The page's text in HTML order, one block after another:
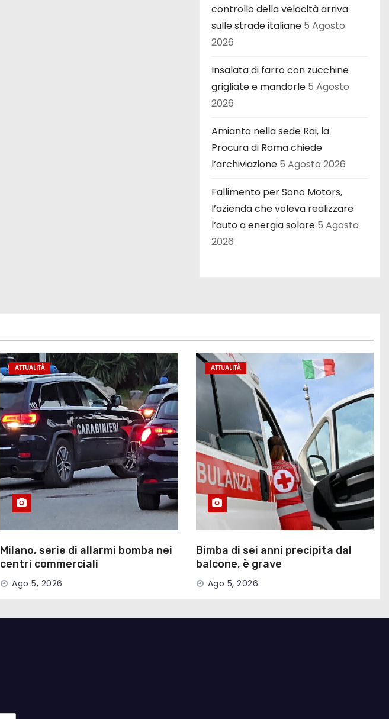
controllo della velocità arriva
sulle strade italiane 5 Agosto
2026
Insalata di farro con zucchine
grigliate e mandorle 5 Agosto
2026
Amianto nella sede Rai, la
Procura di Roma chiede
l’archiviazione 5 Agosto 2026
Fallimento per Sono Motors,
l’azienda che voleva realizzare
l’auto a energia solare 5 Agosto
2026
ATTUALITÀ
Milano, serie di allarmi bomba nei
centri commerciali
Ago 5, 2026
ATTUALITÀ
Bimba di sei anni precipita dal
balcone, è grave
Ago 5, 2026